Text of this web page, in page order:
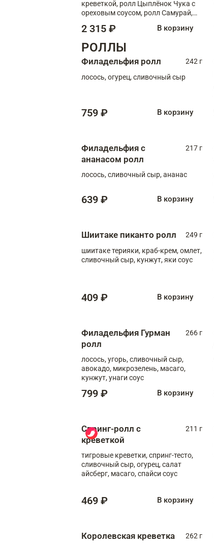
креветкой, ролл Цыплёнок Чука с
ореховым соусом, ролл Самурай,
ролл с крабом
2 315 ₽ В корзину
РОЛЛЫ
Филадельфия ролл
242 г
лосось, огурец, сливочный сыр
759 ₽ В корзину
Филадельфия с
ананасом ролл
217 г
лосось, сливочный сыр, ананас
639 ₽ В корзину
Шиитаке пиканто ролл
249 г
шиитаке терияки, краб-крем, омлет,
сливочный сыр, кунжут, яки соус
409 ₽ В корзину
Филадельфия Гурман
ролл
266 г
лосось, угорь, сливочный сыр,
авокадо, микрозелень, масаго,
кунжут, унаги соус
799 ₽ В корзину
Спринг-ролл с
креветкой
211 г
тигровые креветки, спринг-тесто,
сливочный сыр, огурец, салат
айсберг, масаго, спайси соус
469 ₽ В корзину
Королевская креветка
262 г